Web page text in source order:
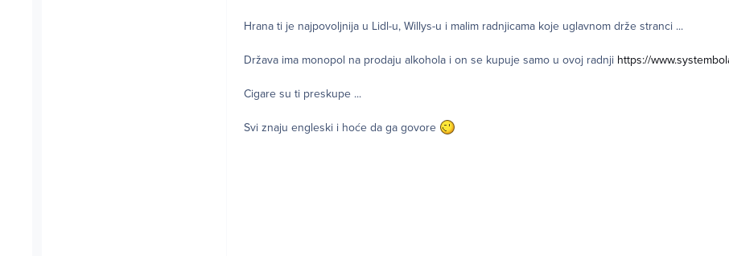
Hrana ti je najpovoljnija u Lidl-u, Willys-u i malim radnjicama koje uglavnom drže stranci ...
Država ima monopol na prodaju alkohola i on se kupuje samo u ovoj radnji https://
Cigare su ti preskupe ...
Svi znaju engleski i hoće da ga govore